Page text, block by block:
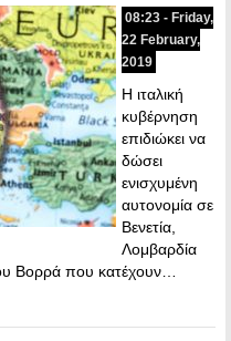
08:23 - Friday,
22 February,
2019
Η ιταλική
κυβέρνηση
επιδιώκει να
δώσει
ενισχυμένη
αυτονομία σε
Βενετία,
Λομβαρδία
Βορρά που κατέχουν…